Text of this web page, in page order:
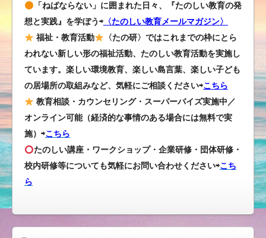
「ねばならない」に囲まれた日々、『たのしい教育の発
想と実践』を学ぼう⇨ 〈たのしい教育メールマガジン〉
福祉・教育活動
〈たの研〉ではこれまでの枠にとら
われない新しい形の福祉活動、たのしい教育活動を実施し
ています。楽しい環境教育、楽しい島言葉、楽しい子ども
の居場所の取組みなど、気軽にご相談ください⇨こちら
教育相談・カウンセリング・スーパーバイズ実施中／
オンライン可能（経済的な事情のある場合には無料で実
施）⇨こちら
たのしい講座・ワークショップ・企業研修・団体研修・
校内研修等についても気軽にお問い合わせください⇨こち
ら